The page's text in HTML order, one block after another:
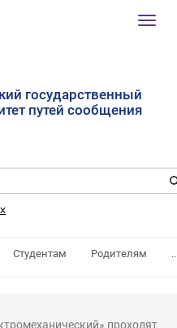
государственный
путей сообщения
Студентам Родителям
проходят